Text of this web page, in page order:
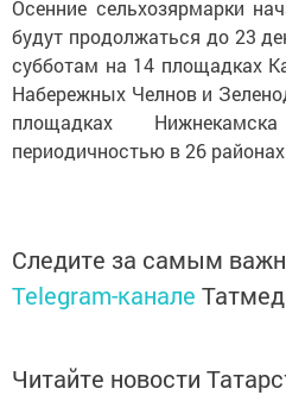
Осенние сельхозярмарки
будут продолжаться до 23
субботам на 14 площадках
Набережных Челнов и
площадках
периодичностью в 26
Следите за самым
Telegram-канале
Читайте новости